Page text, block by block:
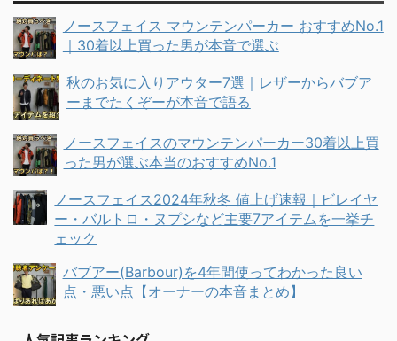
ノースフェイス マウンテンパーカー おすすめNo.1
｜30着以上買った男が本音で選ぶ
秋のお気に入りアウター7選｜レザーからバブア
ーまでたくぞーが本音で語る
ノースフェイスのマウンテンパーカー30着以上買
った男が選ぶ本当のおすすめNo.1
ノースフェイス2024年秋冬 値上げ速報｜ビレイヤ
ー・バルトロ・ヌプシなど主要7アイテムを一挙チ
ェック
バブアー(Barbour)を4年間使ってわかった良い
点・悪い点【オーナーの本音まとめ】